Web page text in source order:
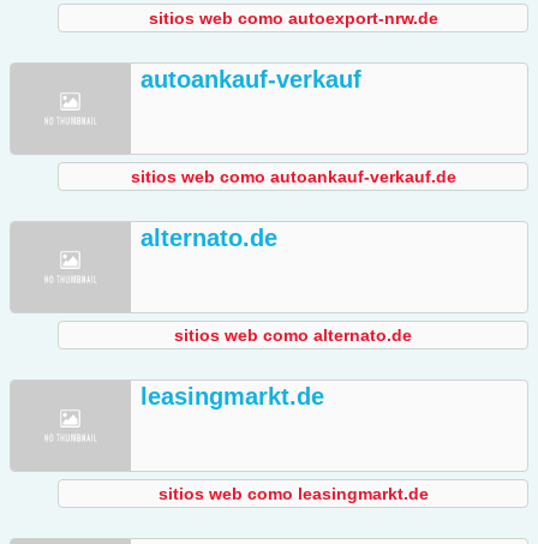
sitios web como autoexport-nrw.de
autoankauf-verkauf
sitios web como autoankauf-verkauf.de
alternato.de
sitios web como alternato.de
leasingmarkt.de
sitios web como leasingmarkt.de